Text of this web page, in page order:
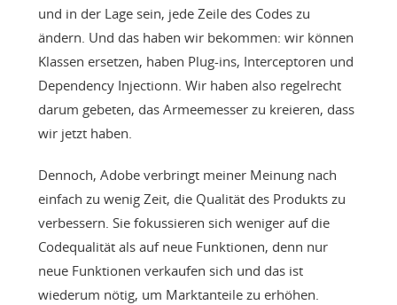
und in der Lage sein, jede Zeile des Codes zu
ändern. Und das haben wir bekommen: wir können
Klassen ersetzen, haben Plug-ins, Interceptoren und
Dependency Injectionn. Wir haben also regelrecht
darum gebeten, das Armeemesser zu kreieren, dass
wir jetzt haben.
Dennoch, Adobe verbringt meiner Meinung nach
einfach zu wenig Zeit, die Qualität des Produkts zu
verbessern. Sie fokussieren sich weniger auf die
Codequalität als auf neue Funktionen, denn nur
neue Funktionen verkaufen sich und das ist
wiederum nötig, um Marktanteile zu erhöhen.